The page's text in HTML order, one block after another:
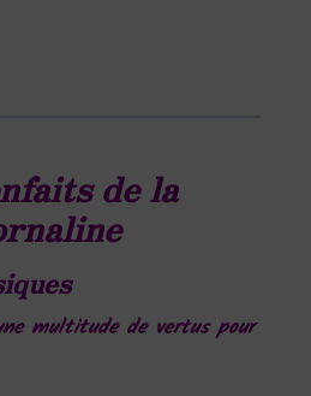
de la
multitude de vertus pour